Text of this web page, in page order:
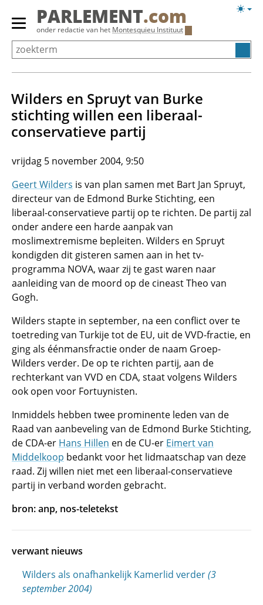
Overslaan
Primair
menu
tonen/verbergen
PARLEMENT.com
onder redactie van het Montesquieu Instituut
Wilders en Spruyt van Burke
stichting willen een liberaal-
conservatieve partij
vrijdag 5 november 2004, 9:50
Geert Wilders is van plan samen met Bart Jan Spruyt,
directeur van de Edmond Burke Stichting, een
liberaal-conservatieve partij op te richten. De partij zal
onder andere een harde aanpak van
moslimextremisme bepleiten. Wilders en Spruyt
kondigden dit gisteren samen aan in het tv-
programma NOVA, waar zij te gast waren naar
aanleiding van de moord op de cineast Theo van
Gogh.
Wilders stapte in september, na een conflict over te
toetreding van Turkije tot de EU, uit de VVD-fractie, en
ging als éénmansfractie onder de naam Groep-
Wilders verder. De op te richten partij, aan de
rechterkant van VVD en CDA, staat volgens Wilders
ook open voor Fortuynisten.
Inmiddels hebben twee prominente leden van de
Raad van aanbeveling van de Edmond Burke Stichting,
de CDA-er Hans Hillen en de CU-er Eimert van
Middelkoop bedankt voor het lidmaatschap van deze
raad. Zij willen niet met een liberaal-conservatieve
partij in verband worden gebracht.
bron: anp, nos-teletekst
verwant nieuws
Wilders als onafhankelijk Kamerlid verder(3
september 2004)